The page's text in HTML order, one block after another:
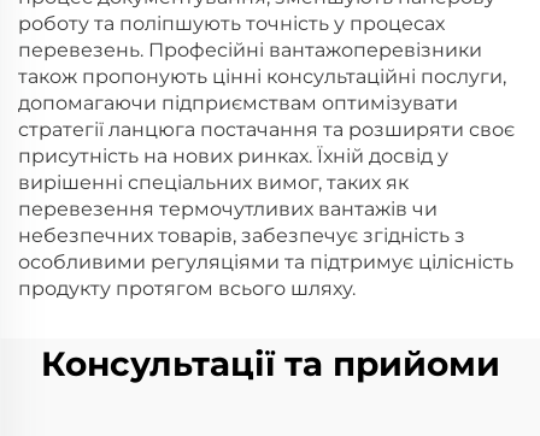
роботу та поліпшують точність у процесах
перевезень. Професійні вантажоперевізники
також пропонують цінні консультаційні послуги,
допомагаючи підприємствам оптимізувати
стратегії ланцюга постачання та розширяти своє
присутність на нових ринках. Їхній досвід у
вирішенні спеціальних вимог, таких як
перевезення термочутливих вантажів чи
небезпечних товарів, забезпечує згідність з
особливими регуляціями та підтримує цілісність
продукту протягом всього шляху.
Консультації та прийоми